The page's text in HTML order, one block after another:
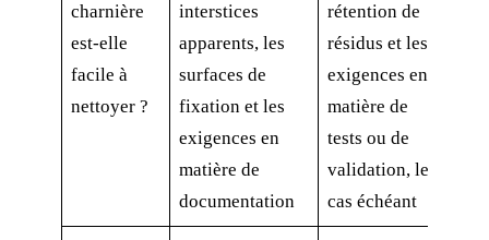
charnière
est-elle
facile à
nettoyer ?
interstices
apparents, les
surfaces de
fixation et les
exigences en
matière de
documentation
rétention de
résidus et les
exigences en
matière de
tests ou de
validation, le
cas échéant